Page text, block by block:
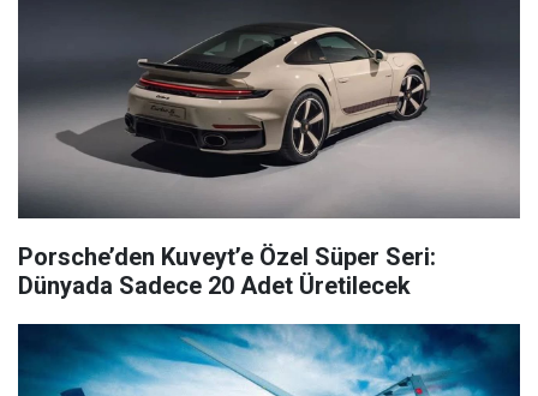
Porsche’den Kuveyt’e Özel Süper Seri:
Dünyada Sadece 20 Adet Üretilecek